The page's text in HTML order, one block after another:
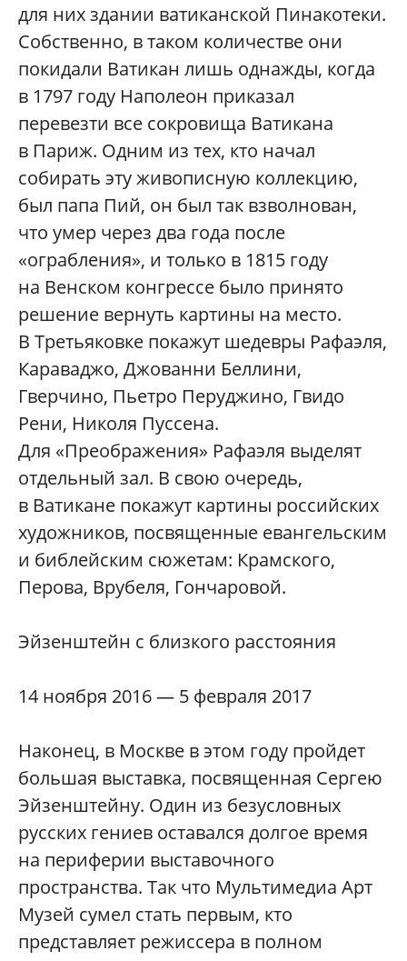
для них здании ватиканской Пинакотеки.
Собственно, в таком количестве они
покидали Ватикан лишь однажды, когда
в 1797 году Наполеон приказал
перевезти все сокровища Ватикана
в Париж. Одним из тех, кто начал
собирать эту живописную коллекцию,
был папа Пий, он был так взволнован,
что умер через два года после
«ограбления», и только в 1815 году
на Венском конгрессе было принято
решение вернуть картины на место.
В Третьяковке покажут шедевры Рафаэля,
Караваджо, Джованни Беллини,
Гверчино, Пьетро Перуджино, Гвидо
Рени, Николя Пуссена.
Для «Преображения» Рафаэля выделят
отдельный зал. В свою очередь,
в Ватикане покажут картины российских
художников, посвященные евангельским
и библейским сюжетам: Крамского,
Перова, Врубеля, Гончаровой.
Эйзенштейн с близкого расстояния
14 ноября 2016 — 5 февраля 2017
Наконец, в Москве в этом году пройдет
большая выставка, посвященная Сергею
Эйзенштейну. Один из безусловных
русских гениев оставался долгое время
на периферии выставочного
пространства. Так что Мультимедиа Арт
Музей сумел стать первым, кто
представляет режиссера в полном